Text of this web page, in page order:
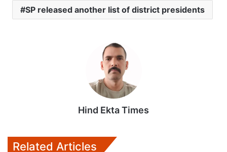
p
p
o
k
r
SP released another list of district presidents
Hind Ekta Times
Related Articles